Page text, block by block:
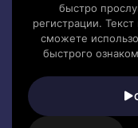
быстро
регистрации.
сможете
быстрого